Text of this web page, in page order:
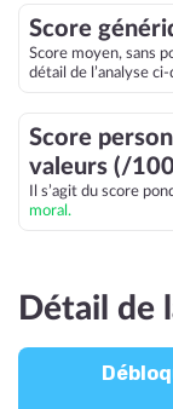
Score
Score moyen, sans
détail de l’analyse ci-
Score
valeurs (/
Il s’agit du score
moral.
Détail de